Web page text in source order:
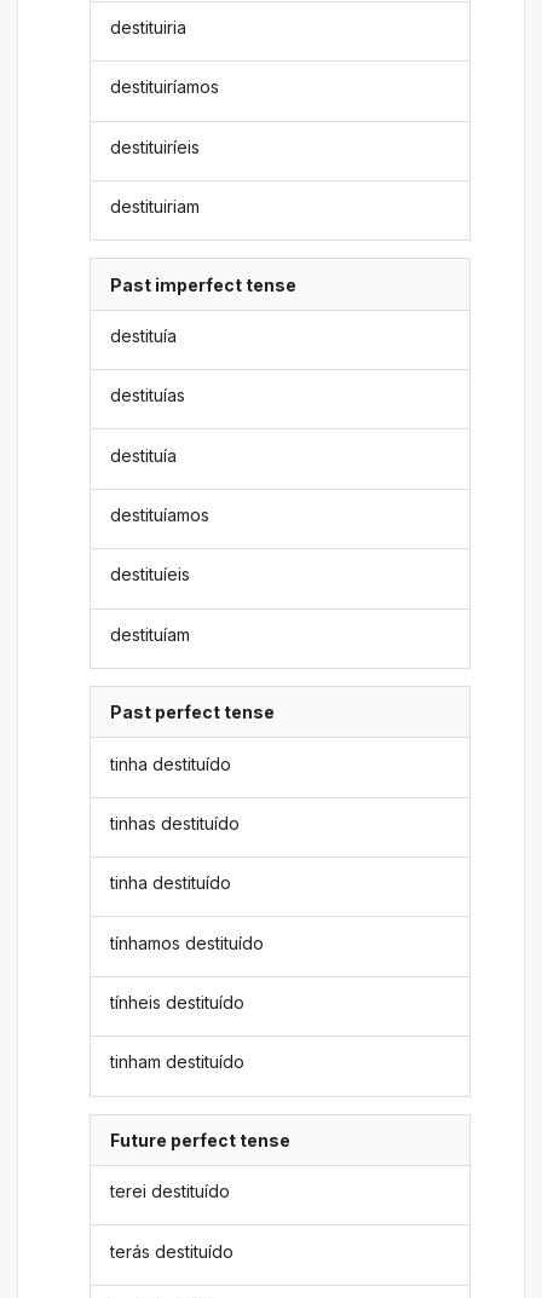
destituiria
destituiríamos
destituiríeis
destituiriam
Past imperfect tense
destituía
destituías
destituía
destituíamos
destituíeis
destituíam
Past perfect tense
tinha destituído
tinhas destituído
tinha destituído
tínhamos destituído
tínheis destituído
tinham destituído
Future perfect tense
terei destituído
terás destituído